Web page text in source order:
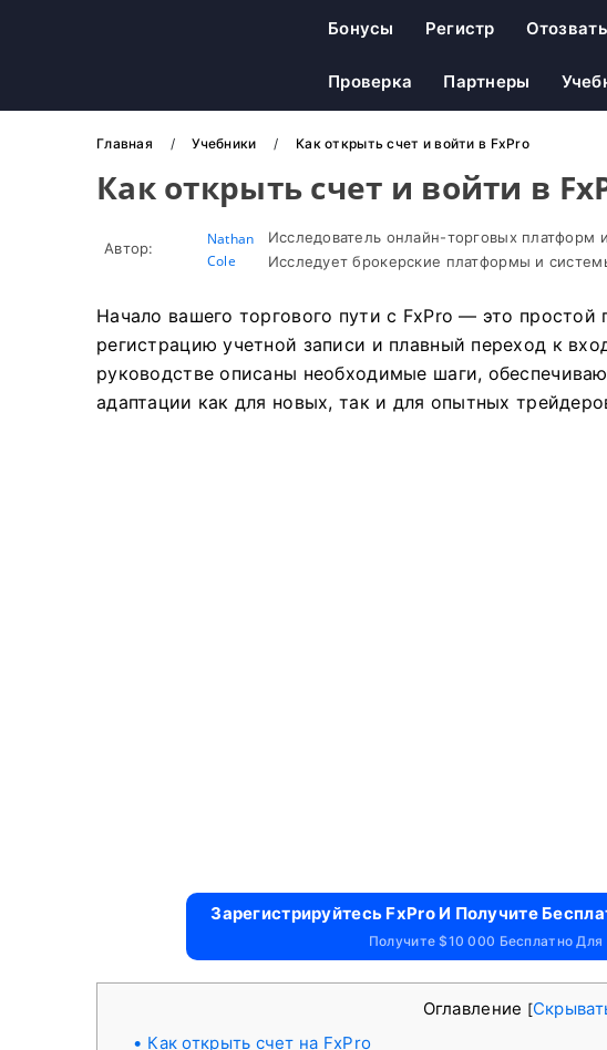
Бонусы Регистр Отозвать
Проверка Партнеры
Главная Учебники Как открыть счет и войти в FxPro
Как открыть счет и войти в
Автор:
Nathan
Cole
Исследователь онлайн-торговых платформ
Исследует брокерские платформы и
Начало вашего торгового пути с FxPro — это простой
регистрацию учетной записи и плавный переход к
руководстве описаны необходимые шаги,
адаптации как для новых, так и для опытных
Зарегистрируйтесь FxPro И Получите
Получите $10 000 Бесплатно Для
Оглавление [
Как открыть счет на FxPro